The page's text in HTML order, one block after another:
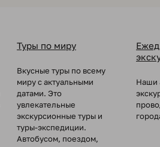
Туры по миру
Вкусные туры по всему
миру с актуальными
датами. Это
увлекательные
экскурсионные туры и
туры-экспедиции.
Автобусом, поездом,
Наши